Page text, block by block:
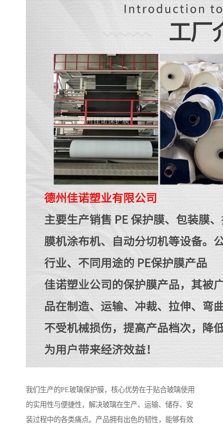
我们生产的PE玻璃保护膜，核心优势在于贴合玻璃使用
的实用性与便捷性，解决玻璃在生产、运输、储存、安
装过程中的各类痛点。产品拥有出色的韧性，能够有效